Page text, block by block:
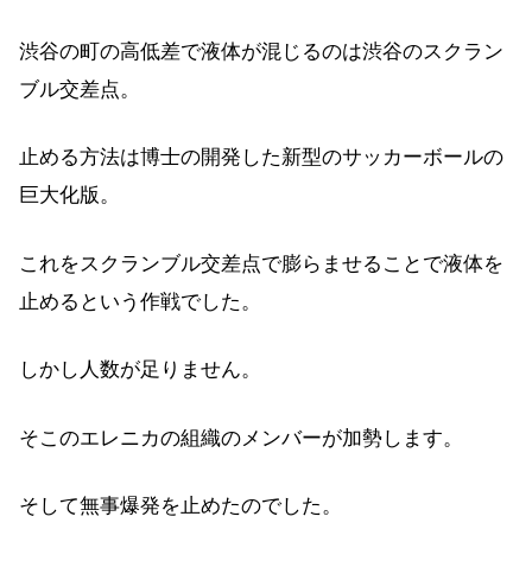
渋谷の町の高低差で液体が混じるのは渋谷のスクラン
ブル交差点。
止める方法は博士の開発した新型のサッカーボールの
巨大化版。
これをスクランブル交差点で膨らませることで液体を
止めるという作戦でした。
しかし人数が足りません。
そこのエレニカの組織のメンバーが加勢します。
そして無事爆発を止めたのでした。